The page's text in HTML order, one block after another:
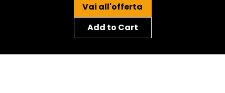
Vai all'offerta
Add to Cart